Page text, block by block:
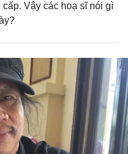
Vậy các hoạ sĩ nói gì